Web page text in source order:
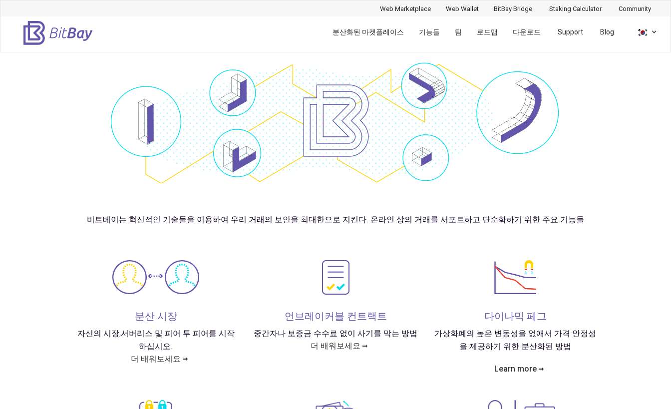
menu
Web Marketplace Web Wallet BitBay Bridge Staking Calculator Community
Main
분산화된 마켓플레이스 기능들 팀 로드맵 다운로드 Support Blog
비트베이는 혁신적인 기술들을 이용하여 우리 거래의 보안을 최대한으로 지킨다. 온라인 상의 거래를 서포트하고 단순화하기 위한 주요 기능들
분산 시장
자신의 시장,서버리스 및 피어 투 피어를 시작
하십시오.
더 배워보세요
언브레이커블 컨트랙트
중간자나 보증금 수수료 없이 사기를 막는 방법
더 배워보세요
다이나믹 페그
가상화폐의 높은 변동성을 없애서 가격 안정성
을 제공하기 위한 분산화된 방법
Learn more